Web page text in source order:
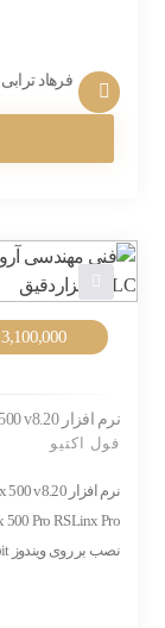
فرهاد ترابی
3,100,000
نرم افزار RsLogix 500 v8.20
فول اکتیو
نصب بر روی ویندوز XP 32-64bit و 7 وبا کرک دائم و فول دارد. قابل نصب...